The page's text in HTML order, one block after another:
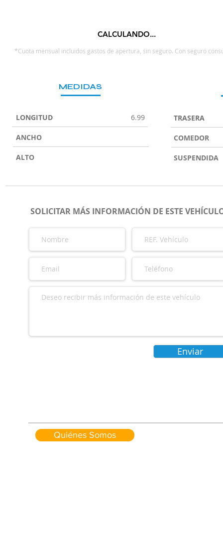
CALCULANDO...
*Cuota mensual incluidos gastos de apertura, sin seguro. Con seguro
MEDIDAS
LONGITUD 6.99
ANCHO
ALTO
TRASERA
COMEDOR
SUSPENDIDA
SOLICITAR MÁS INFORMACIÓN DE ESTE
Enviar
Quiénes Somos